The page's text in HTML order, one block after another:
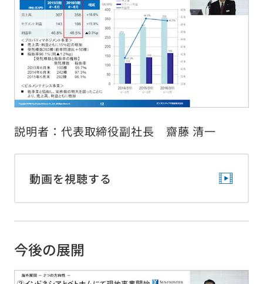
説明者：代表取締役副社長 齋藤 清一
動画を視聴する
今後の展開